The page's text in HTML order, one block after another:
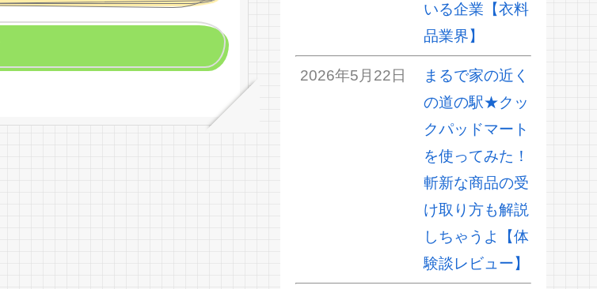
いる企業【衣料
品業界】
2026年5月22日
まるで家の近く
の道の駅★クッ
クパッドマート
を使ってみた！
斬新な商品の受
け取り方も解説
しちゃうよ【体
験談レビュー】